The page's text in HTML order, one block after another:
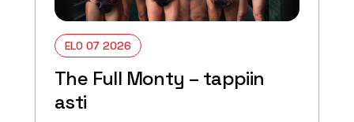
ELO 07 2026
The Full Monty – tappiin
asti